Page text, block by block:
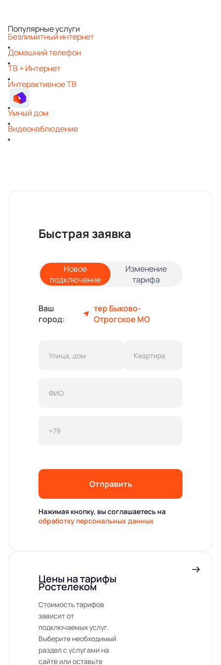
Популярные услуги
Безлимитный интернет
Домашний телефон
ТВ + Интернет
Интерактивное ТВ
Умный дом
Видеонаблюдение
Быстрая заявка
Новое
подключение
Изменение
тарифа
Ваш
город:
тер Быково-
Отрогское МО
Отправить
Нажимая кнопку, вы соглашаетесь на
обработку персональных данных
Цены на тарифы
Ростелеком
Стоимость тарифов
зависит от
подключаемых услуг.
Выберите необходимый
раздел с услугами на
сайте или оставьте